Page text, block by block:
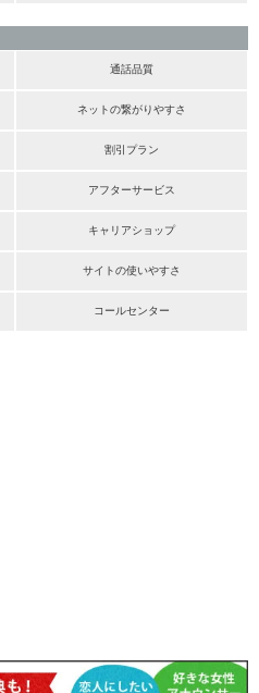
通話品質
ネットの繋がりやすさ
割引プラン
アフターサービス
キャリアショップ
サイトの使いやすさ
コールセンター